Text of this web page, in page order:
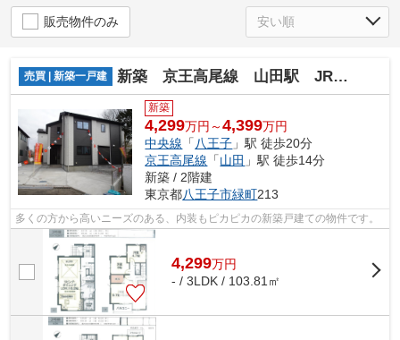
販売物件のみ
売買 | 新築一戸建 新築 京王高尾線 山田駅 JR中央線 八王子駅 緑町
新築
4,299万円～4,399万円
中央線 「八王子 」駅 徒歩20分
京王高尾線 「山田 」駅 徒歩14分
新築 / 2階建
東京都八王子市緑町213
多くの方から高いニーズのある、内装もピカピカの新築戸建ての物件です。
4,299万円
- / 3LDK / 103.81㎡